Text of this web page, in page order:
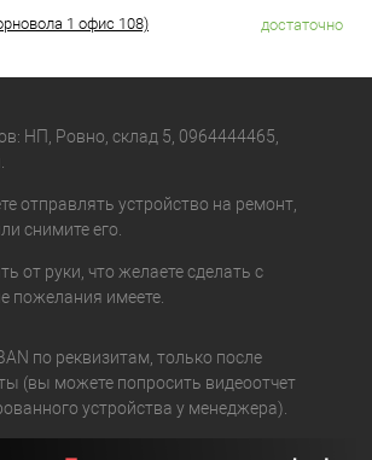
1 офис 108) достаточно
НП, Ровно, склад 5, 0964444465,
отправлять устройство на ремонт,
снимите его.
от руки, что желаете сделать с
пожелания имеете.
по реквизитам, только после
(вы можете попросить видеоотчет
устройства у менеджера).